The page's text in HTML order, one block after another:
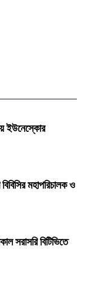
ইউনেস্কোর
মহাপরিচালক ও
সরাসরি বিটিভিতে